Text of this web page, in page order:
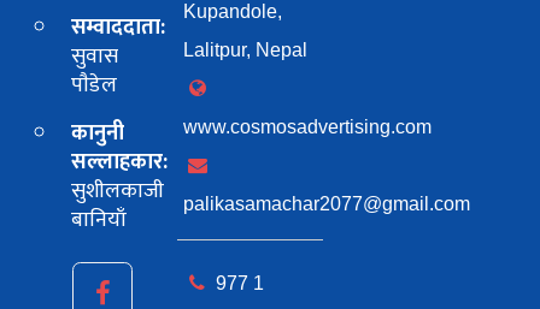
सम्वाददाता:
सुवास
पाैडेल
कानुनी
सल्लाहकार:
सुशीलकाजी
बानियाँ
Kupandole,
Lalitpur, Nepal
www.cosmosadvertising.com
palikasamachar2077@gmail.com
977 1